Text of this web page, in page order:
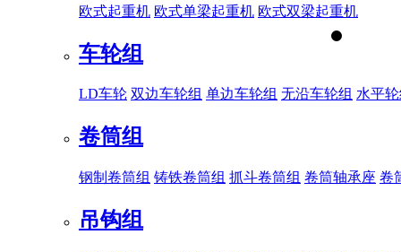
欧式起重机 欧式单梁起重机 欧式双梁起重机
车轮组
LD车轮 双边车轮组 单边车轮组 无沿车轮组 水平
卷筒组
钢制卷筒组 铸铁卷筒组 抓斗卷筒组 卷筒轴承座 卷
吊钩组